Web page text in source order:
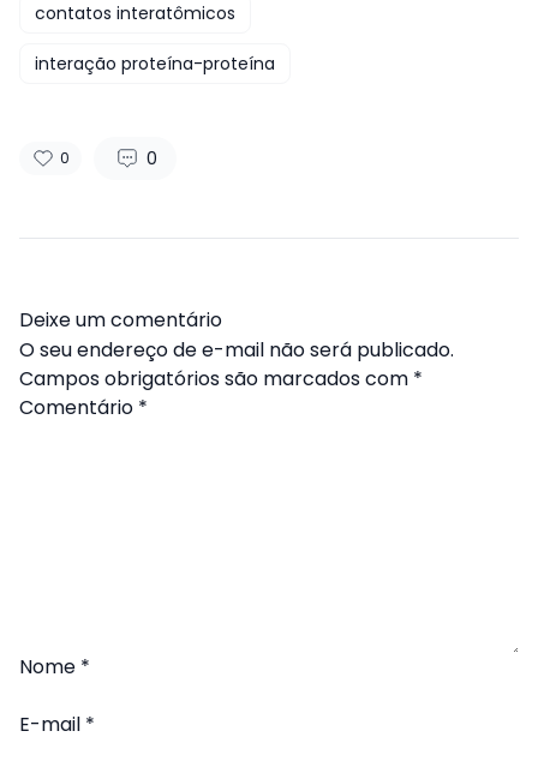
contatos interatômicos
interação proteína-proteína
0 0
Deixe um comentário
O seu endereço de e-mail não será publicado.
Campos obrigatórios são marcados com *
Comentário *
Nome *
E-mail *